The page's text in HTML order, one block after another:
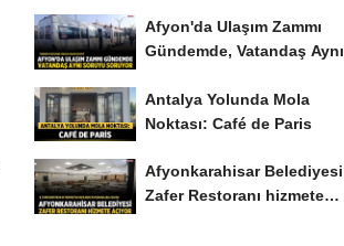
Afyon'da Ulaşım Zammı
Gündemde, Vatandaş Aynı
Antalya Yolunda Mola
Noktası: Café de Paris
Afyonkarahisar Belediyesi
Zafer Restoranı hizmete